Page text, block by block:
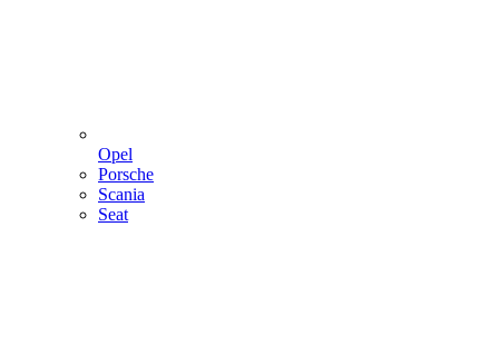
Opel
Porsche
Scania
Seat